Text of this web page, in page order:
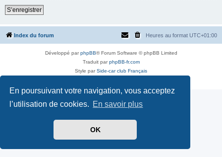
En poursuivant votre navigation, vous acceptez
l’utilisation de cookies. En savoir plus
OK
S’enregistrer
Index du forum Heures au format UTC+01:00
Développé parphpBB® Forum Software © phpBB Limited
Traduit parphpBB-fr.com
Style parSide-car club Français